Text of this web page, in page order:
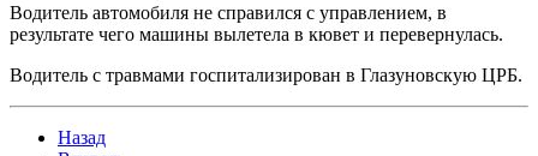
Водитель автомобиля не справился с управлением, в
результате чего машины вылетела в кювет и перевернулась.
Водитель с травмами госпитализирован в Глазуновскую ЦРБ.
Назад